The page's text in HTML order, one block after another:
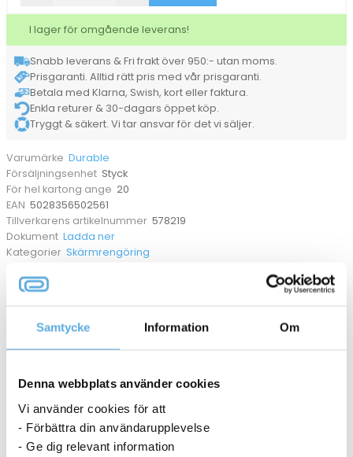
Samtycke Information Om
Denna webbplats använder cookies
Vi använder cookies för att
- Förbättra din användarupplevelse
- Ge dig relevant information
250ml
mängd
I lager för omgående leverans!
Snabb leverans & Fri frakt över 950:- utan moms.
Prisgaranti. Alltid rätt pris med vår prisgaranti.
Betala med Klarna, Swish, kort eller faktura.
Enkla returer & 30-dagars öppet köp.
Tryggt & säkert. Vi tar ansvar för det vi säljer.
Varumärke Durable
Försäljningsenhet Styck
För hel kartong ange 20
EAN 5028356502561
Tillverkarens artikelnummer 578219
Dokument Ladda ner
Kategorier Skärmrengöring
ANDRA KÖPTE OCKSÅ